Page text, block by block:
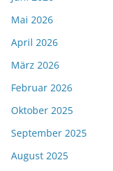
Mai 2026
April 2026
März 2026
Februar 2026
Oktober 2025
September 2025
August 2025